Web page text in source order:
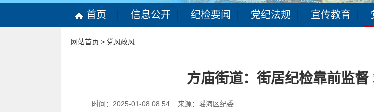
首页 信息公开 纪检要闻 党纪法规 宣传教育
网站首页 > 党风政风
方庙街道：街居纪检靠前监
时间：2025-01-08 08:54 来源：瑶海区纪委